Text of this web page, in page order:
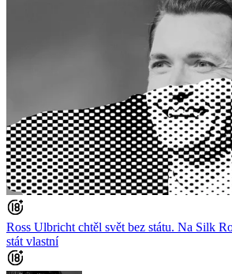
Ross Ulbricht chtěl svět bez státu. Na Silk
stát vlastní